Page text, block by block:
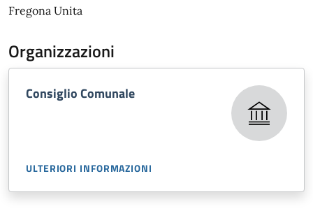
Fregona Unita
Organizzazioni
Consiglio Comunale
ULTERIORI INFORMAZIONI